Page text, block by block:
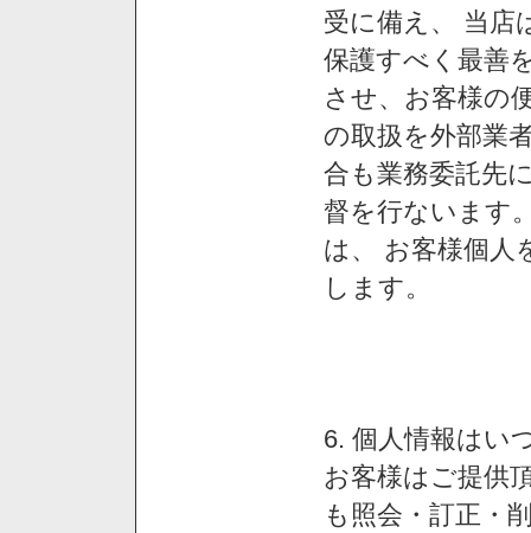
受に備え、 当店
保護すべく最善
させ、お客様の
の取扱を外部業
合も業務委託先
督を行ないます
は、 お客様個人
します。
6. 個人情報はい
お客様はご提供
も照会・訂正・